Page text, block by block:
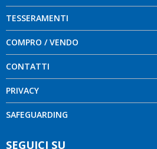
TESSERAMENTI
COMPRO / VENDO
CONTATTI
PRIVACY
SAFEGUARDING
SEGUICI SU